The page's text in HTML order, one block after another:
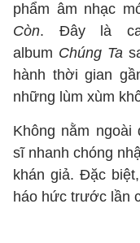
phẩm âm nhạc
Còn. Đây là ca
album Chúng Ta
hành thời gian
những lùm xùm
Không nằm
sĩ nhanh chóng
khán giả. Đặc
háo hức trước lần